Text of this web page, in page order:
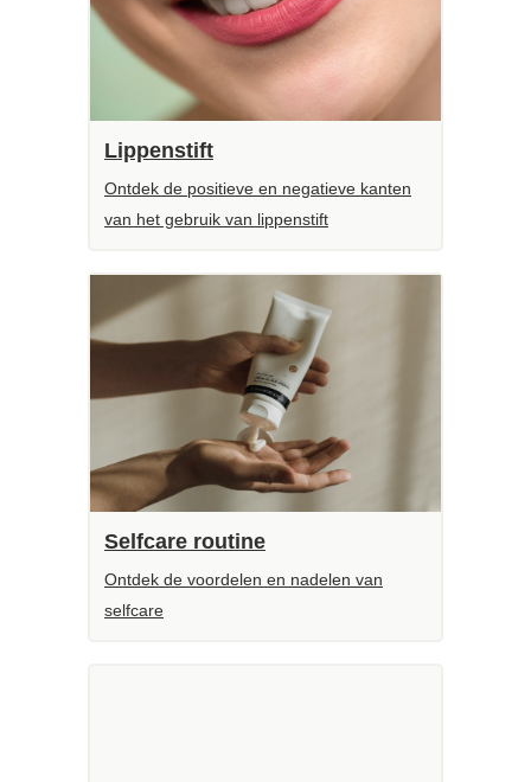
Lippenstift
Ontdek de positieve en negatieve kanten
van het gebruik van lippenstift
Selfcare routine
Ontdek de voordelen en nadelen van
selfcare